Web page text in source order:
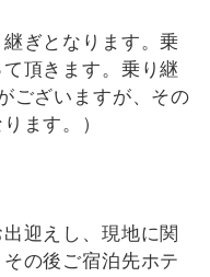
ぎとなります。乗
頂きます。乗り継
ございますが、その
ます。）
迎えし、現地に関
の後ご宿泊先ホテ